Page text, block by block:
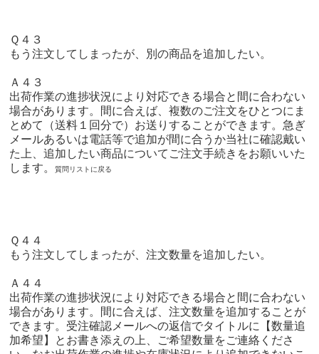
Ｑ４３
もう注文してしまったが、別の商品を追加したい。
Ａ４３
出荷作業の進捗状況により対応できる場合と間に合わない
場合があります。間に合えば、複数のご注文をひとつにま
とめて（送料１回分で）お送りすることができます。急ぎ
メールあるいは電話等で追加が間に合うか当社に確認戴い
た上、追加したい商品についてご注文手続きをお願いいた
します。質問リストに戻る
Ｑ４４
もう注文してしまったが、注文数量を追加したい。
Ａ４４
出荷作業の進捗状況により対応できる場合と間に合わない
場合があります。間に合えば、注文数量を追加することが
できます。受注確認メールへの返信でタイトルに【数量追
加希望】とお書き添えの上、ご希望数量をご連絡くださ